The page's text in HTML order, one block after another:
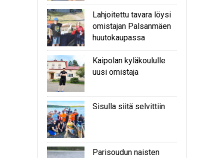
Lahjoitettu tavara löysi
omistajan Palsanmäen
huutokaupassa
Kaipolan kyläkoululle
uusi omistaja
Sisulla siitä selvittiin
Parisoudun naisten